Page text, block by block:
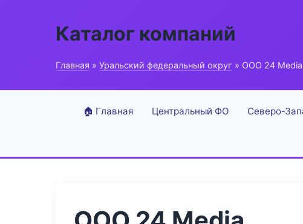
Каталог компаний
Главная » Уральский федеральный округ » ООО 24 Media
🏠 Главная Центральный ФО Северо-